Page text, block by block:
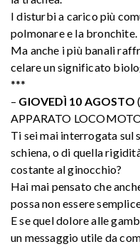
I disturbi a carico più
polmonare e la bronchite.
Ma anche i più banali
celare un significato
***
– GIOVEDÌ 10 AGOSTO
APPARATO
Ti sei mai interrogata sul
schiena, o di quella
costante al ginocchio?
Hai mai pensato che
possa non essere
E se quel dolore alle
un messaggio utile da